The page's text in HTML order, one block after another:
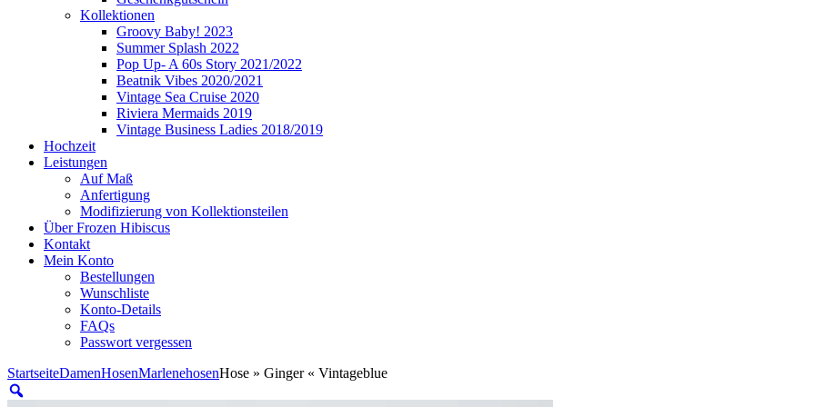
Kollektionen
Groovy Baby! 2023
Summer Splash 2022
Pop Up- A 60s Story 2021/2022
Beatnik Vibes 2020/2021
Vintage Sea Cruise 2020
Riviera Mermaids 2019
Vintage Business Ladies 2018/2019
Hochzeit
Leistungen
Auf Maß
Anfertigung
Modifizierung von Kollektionsteilen
Über Frozen Hibiscus
Kontakt
Mein Konto
Bestellungen
Wunschliste
Konto-Details
FAQs
Passwort vergessen
StartseiteDamenHosenMarlenehosenHose » Ginger « Vintageblue